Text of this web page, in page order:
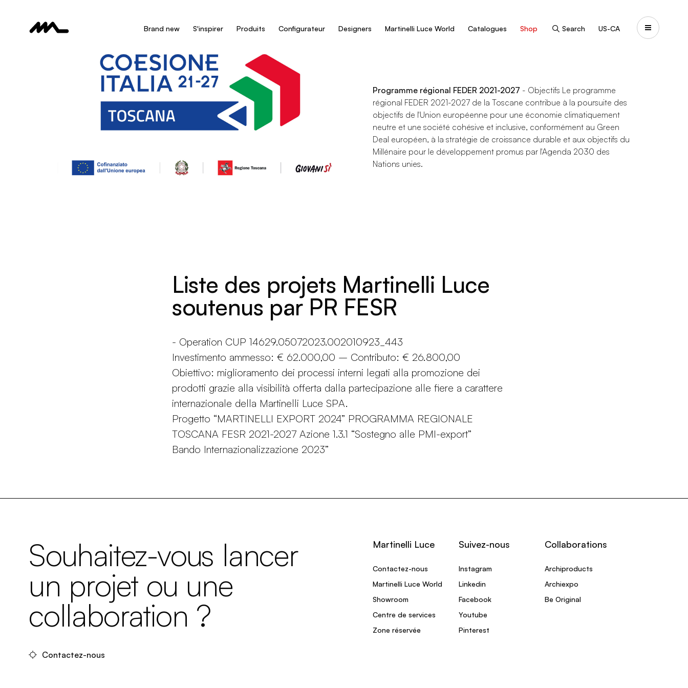
Brand new S'inspirer Produits Configurateur Designers Martinelli Luce World Catalogues Shop Search US-CA
Programme régional FEDER 2021-2027 - Objectifs Le programme
régional FEDER 2021-2027 de la Toscane contribue à la poursuite des
objectifs de l'Union européenne pour une économie climatiquement
neutre et une société cohésive et inclusive, conformément au Green
Deal européen, à la stratégie de croissance durable et aux objectifs du
Millénaire pour le développement promus par l'Agenda 2030 des
Nations unies.
Liste des projets Martinelli Luce
soutenus par PR FESR
- Operation CUP 14629.05072023.002010923_443
Investimento ammesso: € 62.000,00 – Contributo: € 26.800,00
Obiettivo: miglioramento dei processi interni legati alla promozione dei
prodotti grazie alla visibilità offerta dalla partecipazione alle fiere a carattere
internazionale della Martinelli Luce SPA.
Progetto “MARTINELLI EXPORT 2024” PROGRAMMA REGIONALE
TOSCANA FESR 2021-2027 Azione 1.3.1 “Sostegno alle PMI-export”
Bando Internazionalizzazione 2023”
Souhaitez-vous lancer
un projet ou une
collaboration ?
Contactez-nous
Martinelli Luce
Contactez-nous
Martinelli Luce World
Showroom
Centre de services
Zone réservée
Suivez-nous
Instagram
Linkedin
Facebook
Youtube
Pinterest
Collaborations
Archiproducts
Archiexpo
Be Original